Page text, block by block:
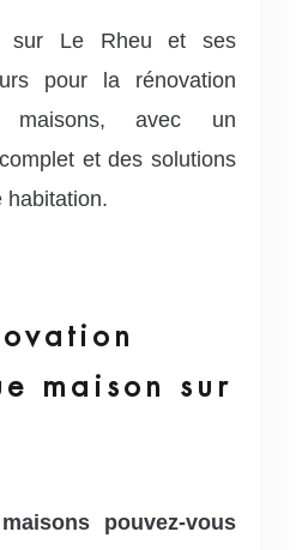
sur Le Rheu et ses
pour la rénovation
maisons, avec un
et des solutions
habitation.
maison sur
pouvez-vous